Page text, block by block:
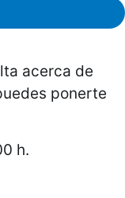
acerca de
ponerte
h.